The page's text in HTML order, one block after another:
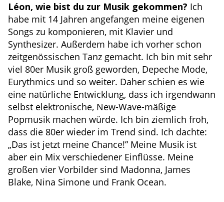
Léon, wie bist du zur Musik gekommen? Ich
habe mit 14 Jahren angefangen meine eigenen
Songs zu komponieren, mit Klavier und
Synthesizer. Außerdem habe ich vorher schon
zeitgenössischen Tanz gemacht. Ich bin mit sehr
viel 80er Musik groß geworden, Depeche Mode,
Eurythmics und so weiter. Daher schien es wie
eine natürliche Entwicklung, dass ich irgendwann
selbst elektronische, New-Wave-mäßige
Popmusik machen würde. Ich bin ziemlich froh,
dass die 80er wieder im Trend sind. Ich dachte:
„Das ist jetzt meine Chance!” Meine Musik ist
aber ein Mix verschiedener Einflüsse. Meine
großen vier Vorbilder sind Madonna, James
Blake, Nina Simone und Frank Ocean.